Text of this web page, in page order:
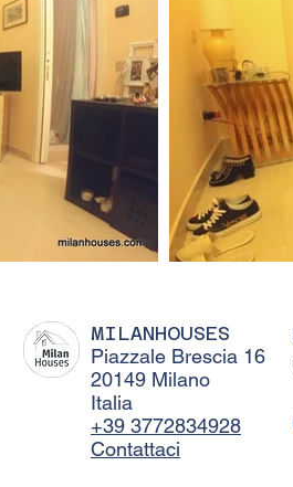
MILANHOUSES
Piazzale Brescia 16
20149 Milano
Italia
+39 3772834928
Contattaci